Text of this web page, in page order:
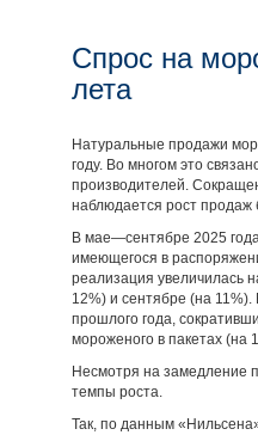
Спрос на
лета
Натуральные продажи
году. Во многом это
производителей.
наблюдается рост продаж
В мае—сентябре 2025
имеющегося в
реализация увеличилась
12%) и сентябре (на
прошлого года,
мороженого в пакетах (на
Несмотря на замедление
темпы роста.
Так, по данным